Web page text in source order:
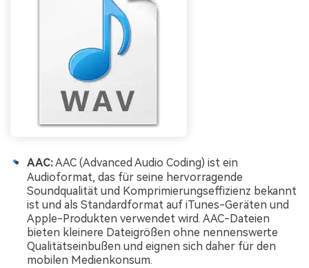
AAC:AAC (Advanced Audio Coding) ist ein
Audioformat, das für seine hervorragende
Soundqualität und Komprimierungseffizienz bekannt
ist und als Standardformat auf iTunes-Geräten und
Apple-Produkten verwendet wird. AAC-Dateien
bieten kleinere Dateigrößen ohne nennenswerte
Qualitätseinbußen und eignen sich daher für den
mobilen Medienkonsum.